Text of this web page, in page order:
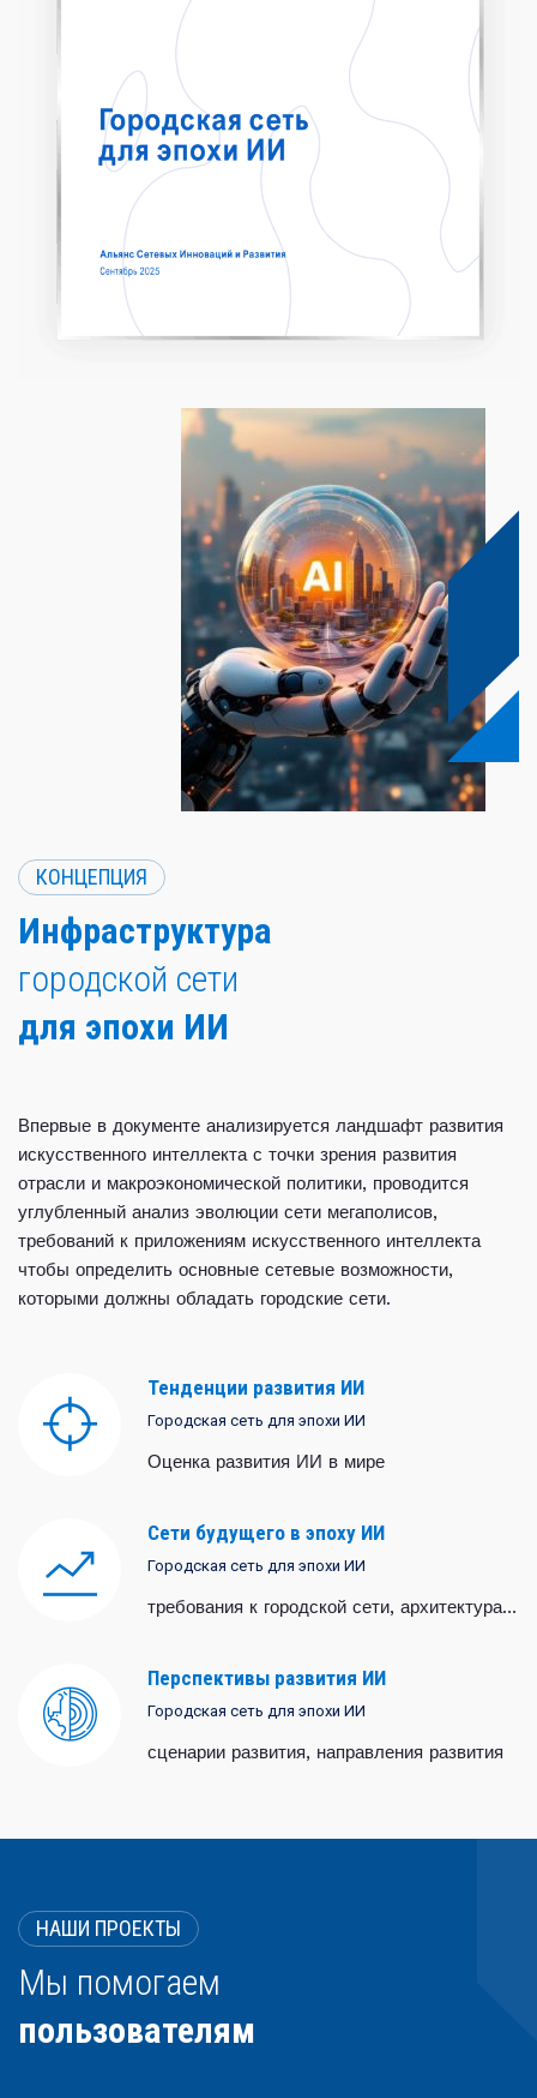
КОНЦЕПЦИЯ
Инфраструктура
городской сети
для эпохи ИИ
Впервые в документе анализируется ландшафт развития
искусственного интеллекта с точки зрения развития
отрасли и макроэкономической политики, проводится
углубленный анализ эволюции сети мегаполисов,
требований к приложениям искусственного интеллекта
чтобы определить основные сетевые возможности,
которыми должны обладать городские сети.
Тенденции развития ИИ
Городская сеть для эпохи ИИ
Оценка развития ИИ в мире
Сети будущего в эпоху ИИ
Городская сеть для эпохи ИИ
требования к городской сети, архитектура
Перспективы развития ИИ
Городская сеть для эпохи ИИ
сценарии развития, направления развития
НАШИ ПРОЕКТЫ
Мы помогаем
пользователям